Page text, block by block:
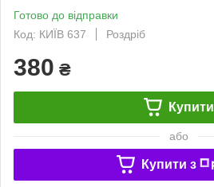
Готово до відправки
Код: КИЇВ 637
Роздріб
380 ₴
Купити
або
Купити з